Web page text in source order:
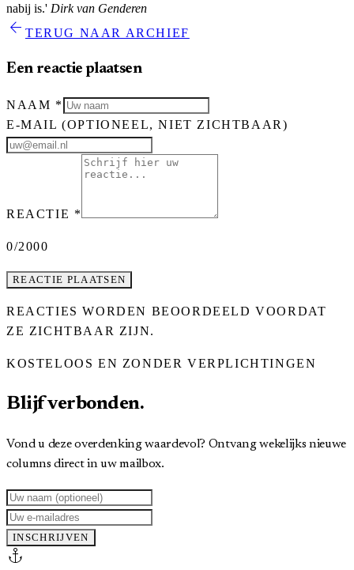
nabij is.' Dirk van Genderen
arrow_back TERUG NAAR ARCHIEF
Een reactie plaatsen
NAAM *
E-MAIL(OPTIONEEL, NIET ZICHTBAAR)
REACTIE *
0/2000
REACTIE PLAATSEN
REACTIES WORDEN BEOORDEELD VOORDAT
ZE ZICHTBAAR ZIJN.
KOSTELOOS EN ZONDER VERPLICHTINGEN
Blijf verbonden.
Vond u deze overdenking waardevol? Ontvang wekelijks nieuwe
columns direct in uw mailbox.
INSCHRIJVEN
anchor